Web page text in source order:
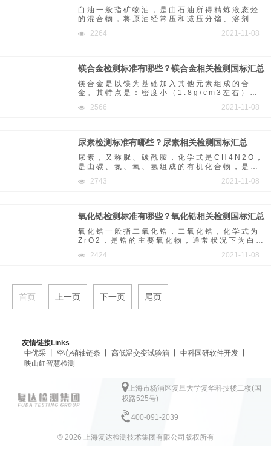
白油一般指矿物油，是由石油所得精炼液态烃
的混合物，将原油经常压和减压分馏、溶剂抽
质燃料油，润滑油，冷却油等矿物性碳氢化合
2264 2021-11-08
镁合金检测标准有哪些？镁合金相关检测国标汇总
镁合金是以镁为基础加入其他元素组成的合
金。其特点是：密度小（1.8g/cm3左右），
受冲击载荷能力比铝合金大，耐有机物和碱的
2566 2021-11-08
尿素检测标准有哪些？尿素相关检测国标汇总
尿素，又称脲、碳酰胺，化学式是CH4N2O，
是由碳、氮、氧、氢组成的有机化合物，是一
乳动物和某些鱼类体内蛋白质代谢分解的主要
2743 2021-11-08
氧化锆检测标准有哪些？氧化锆相关检测国标汇总
氧化锆一般指二氧化锆，二氧化锆，化学式为
ZrO2，是锆的主要氧化物，通常状况下为白色
学性质不活泼。
2424 2021-11-08
首页 上一页 下一页 尾页
友情链接Links
中优采
空心销轴链条 高低温交变试验箱 中科国研软件开发
映山红智慧检测
上海市杨浦区复旦大学复华科技楼二楼(国
权路525号)
400-091-2039
© 2026 上海复达检测技术集团有限公司版权所有